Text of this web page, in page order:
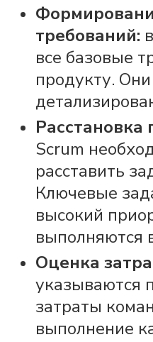
требований:
все базовые
продукту.
Расстановка
Scrum
расставить
Ключевые
высокий
выполняются
Оценка
указываются
затраты
выполнение